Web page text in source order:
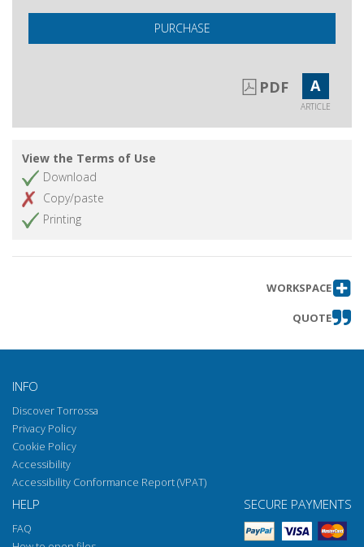
PURCHASE
PDF A
ARTICLE
View the Terms of Use
Download
Copy/paste
Printing
WORKSPACE
QUOTE
INFO
Discover Torrossa
Privacy Policy
Cookie Policy
Accessibility
Accessibility Conformance Report (VPAT)
HELP
FAQ
SECURE PAYMENTS